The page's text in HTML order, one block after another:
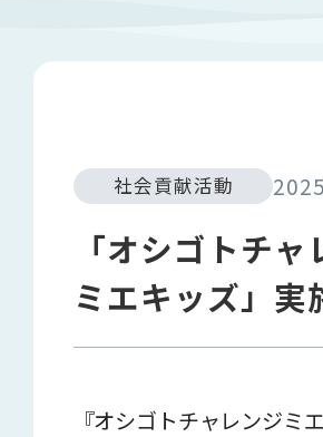
社会貢献活動
「オシゴトチャ
ミエキッズ」実
『オシゴトチャレンジミ